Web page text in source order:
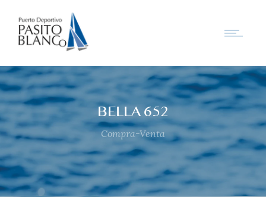
BELLA 652
Compra-Venta